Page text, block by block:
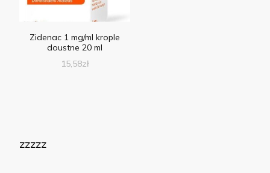
Zidenac 1 mg/ml krople
doustne 20 ml
15,58zł
zzzzz